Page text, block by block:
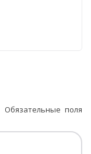
Обязательные поля